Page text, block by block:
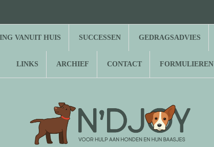
zoekt
baasje
vanuit
huis
N’Djoy
VANUIT HUIS SUCCESSEN GEDRAGSADVIES
LINKS ARCHIEF CONTACT FORMULIEREN